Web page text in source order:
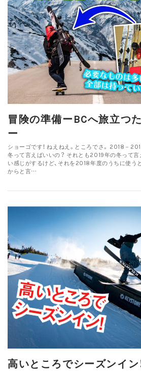
冒険の準備ーBCへ旅立つ
ー
ショーゴです！ ねえねえ。ところでさ。 2018－
冬って言えばいいの？ それとも2019年の冬って
い感じがするけど、それを2018年度のうちに使う
からと言…
高いところでシーズンイン